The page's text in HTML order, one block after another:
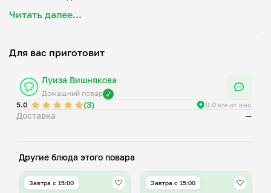
Читать далее...
Для вас приготовит
Луиза Вишнякова
Домашний повар
5.0
(3) 0.0 км от вас
Доставка —
Другие блюда этого повара
Завтра c 15:00 Завтра c 15:00